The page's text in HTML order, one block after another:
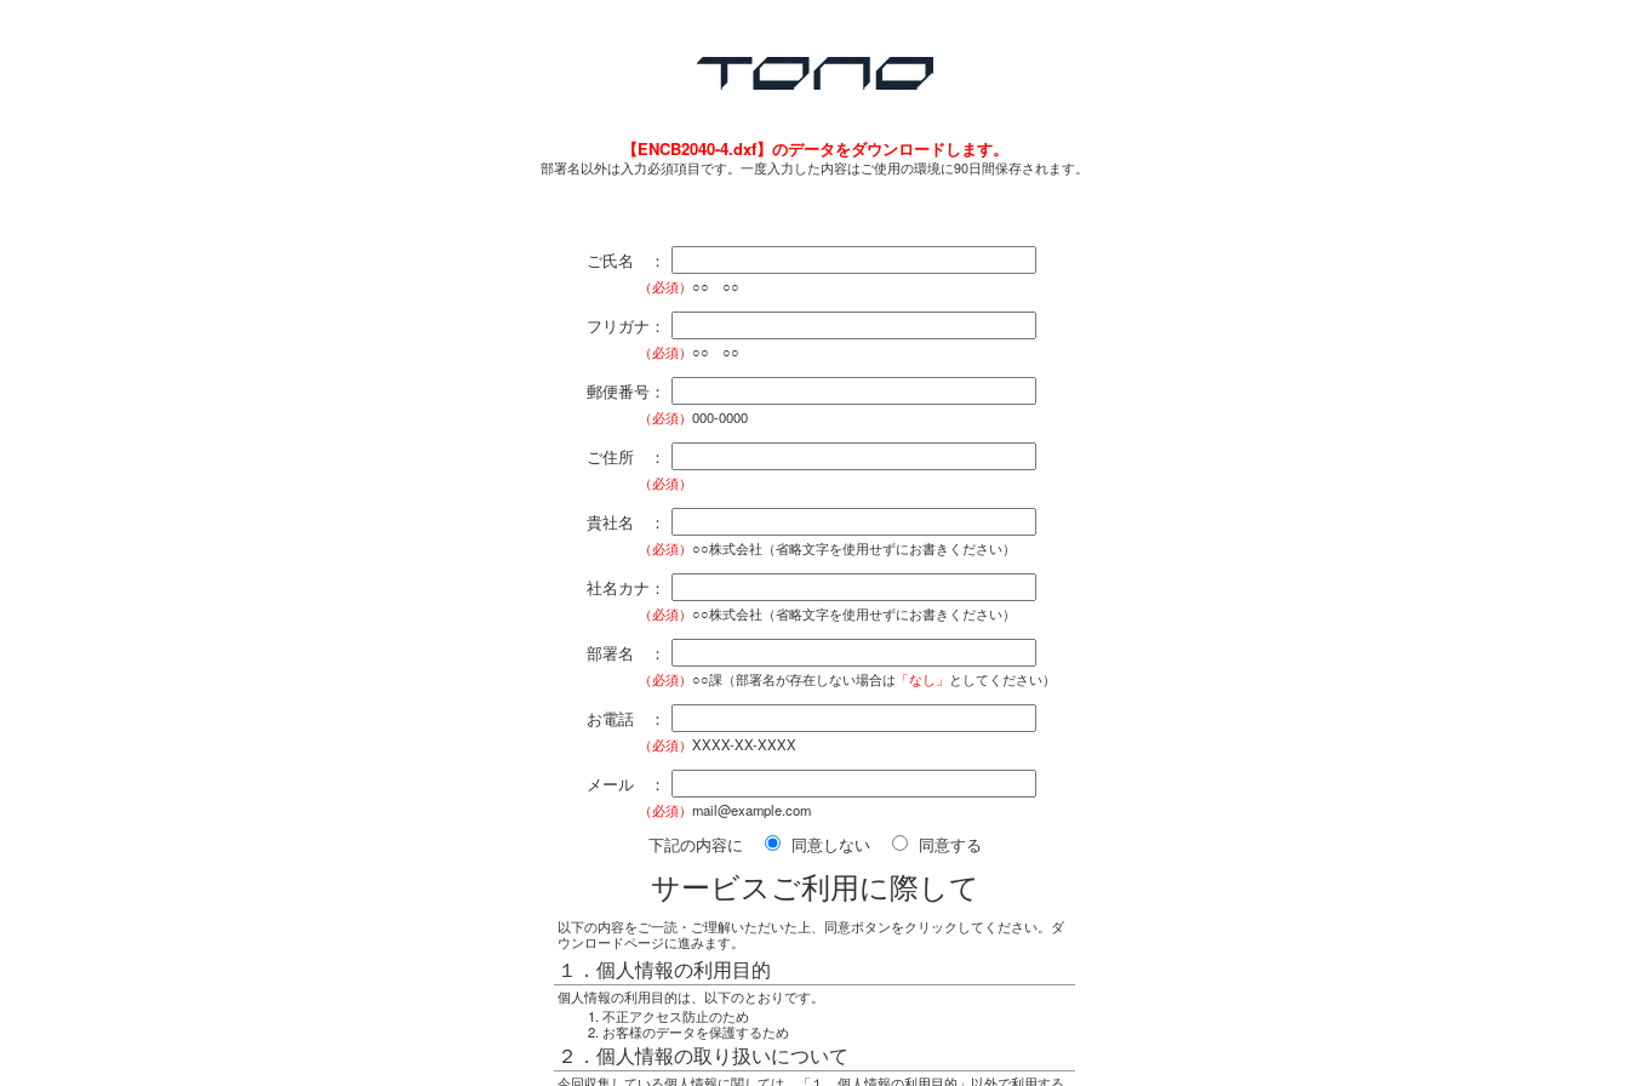
【ENCB2040-4.dxf】のデータをダウンロードします。
部署名以外は入力必須項目です。一度入力した内容はご使用の環境に90日間保存されます。
ご氏名 ：
（必須） ○○ ○○
フリガナ：
（必須） ○○ ○○
郵便番号：
（必須） 000-0000
ご住所 ：
（必須）
貴社名 ：
（必須） ○○株式会社（省略文字を使用せずにお書きください）
社名カナ：
（必須） ○○株式会社（省略文字を使用せずにお書きください）
部署名 ：
（必須） ○○課（部署名が存在しない場合は 「なし」 としてください）
お電話 ：
（必須） XXXX-XX-XXXX
メール ：
（必須） mail@example.com
下記の内容に 同意しない 同意する
サービスご利用に際して
以下の内容をご一読・ご理解いただいた上、同意ボタンをクリックしてください。ダ
ウンロードページに進みます。
１．個人情報の利用目的
個人情報の利用目的は、以下のとおりです。
不正アクセス防止のため
お客様のデータを保護するため
２．個人情報の取り扱いについて